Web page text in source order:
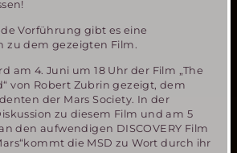
Vorführung gibt es eine
zu dem gezeigten Film.
am 4. Juni um 18 Uhr der Film „The
von Robert Zubrin gezeigt, dem
der Mars Society. In der
zu diesem Film und am 5
den aufwendigen DISCOVERY Film
die MSD zu Wort durch ihr